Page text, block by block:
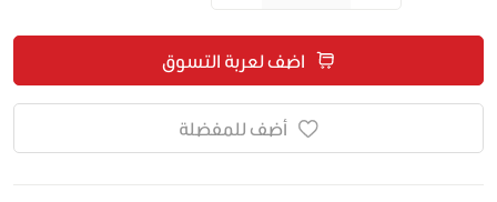
اضف لعربة التسوق
أضف للمفضلة